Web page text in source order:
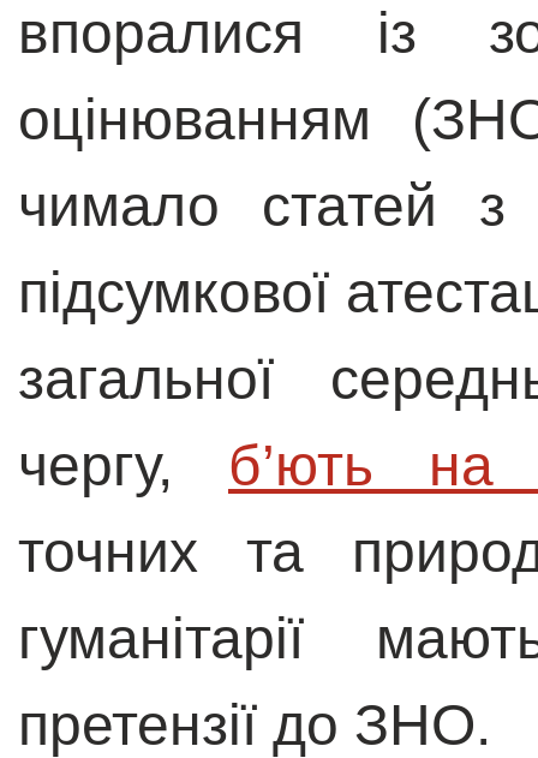
впоралися із
оцінюванням
чимало статей з
підсумкової
загальної
чергу, б’ють на
точних та
гуманітарії
претензії до ЗНО.